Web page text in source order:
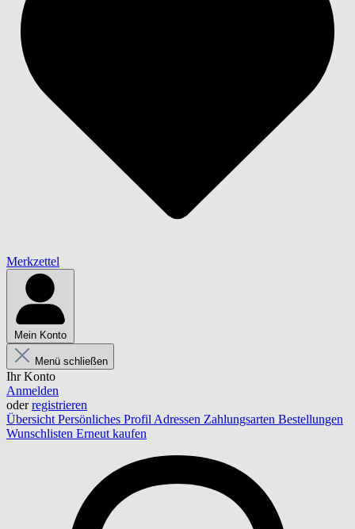
Merkzettel
Mein Konto
Menü schließen
Ihr Konto
Anmelden
oderregistrieren
Übersicht Persönliches Profil Adressen Zahlungsarten Bestellungen
Wunschlisten Erneut kaufen